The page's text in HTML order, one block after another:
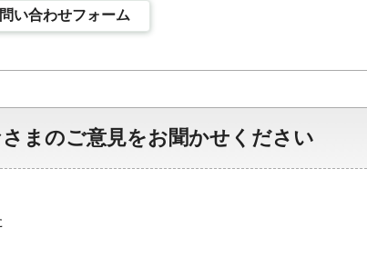
い合わせフォーム
まのご意見をお聞かせください